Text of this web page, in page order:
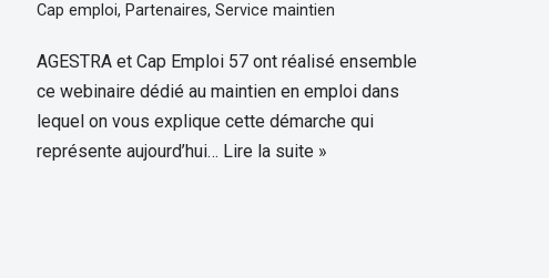
Cap emploi, Partenaires, Service maintien
AGESTRA et Cap Emploi 57 ont réalisé ensemble
ce webinaire dédié au maintien en emploi dans
lequel on vous explique cette démarche qui
représente aujourd’hui… Lire la suite »